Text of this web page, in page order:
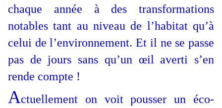
chaque année à des transformations
notables tant au niveau de l’habitat qu’à
celui de l’environnement. Et il ne se passe
pas de jours sans qu’un œil averti s’en
rende compte !
Actuellement on voit pousser un éco-